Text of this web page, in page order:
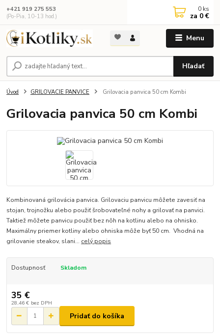
Menu
Hľadať
+421 919 275 553
(Po-Pia, 10-13 hod.)
0 ks
za 0 €
Úvod GRILOVACIE PANVICE Grilovacia panvica 50 cm Kombi
Grilovacia panvica 50 cm Kombi
Kombinovaná grilovácia panvica. Grilovaciu panvicu môžete zavesiť na
stojan, trojnožku alebo použiť šrobovateľné nohy a grilovať na panvici.
Taktiež môžete panvicu použiť bez nôh na kotlinu alebo na ohnisko.
Maximálny priemer kotliny alebo ohniska môže byť 50 cm. Vhodná na
grilovanie steakov, slani... celý popis
Dostupnosť Skladom
35 €
28,46 € bez DPH
Pridať do košíka